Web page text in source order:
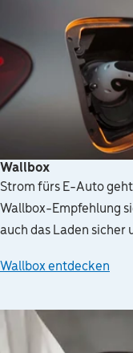
Wallbox
Strom fürs E-Auto
Wallbox-Empfehlung
auch das Laden sicher
Wallbox entdecken